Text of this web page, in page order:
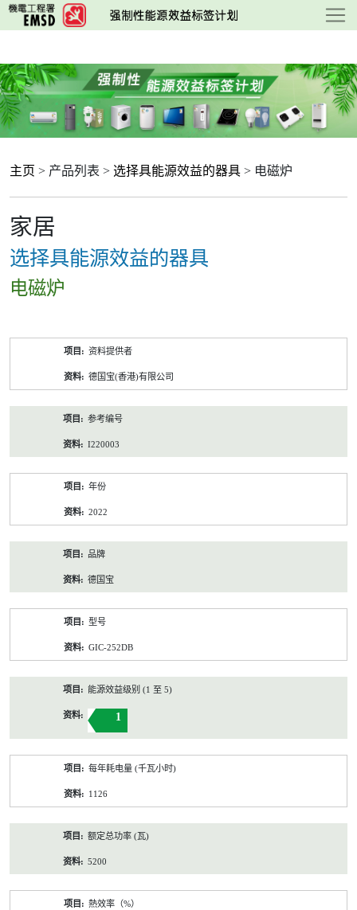
跳
至
要
内
容
主页 > 产品列表 > 选择具能源效益的器具 > 电磁炉
家居
选择具能源效益的器具
电磁炉
资料提供者
德国宝(香港)有限公司
参考编号
I220003
年份
2022
品牌
德国宝
型号
GIC-252DB
能源效益级别 (1 至 5)
1
每年耗电量 (千瓦小时)
1126
额定总功率 (瓦)
5200
熱效率（%）